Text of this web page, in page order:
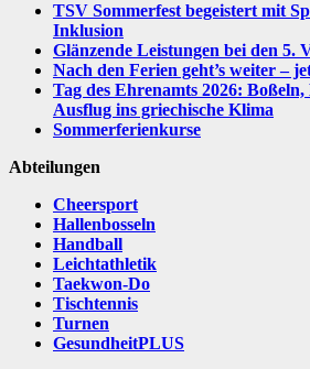
TSV Sommerfest begeistert mit
Inklusion
Glänzende Leistungen bei den 5.
Nach den Ferien geht’s weiter –
Tag des Ehrenamts 2026:
Ausflug ins griechische Klima
Sommerferienkurse
Abteilungen
Cheersport
Hallenbosseln
Handball
Leichtathletik
Taekwon-Do
Tischtennis
Turnen
GesundheitPLUS